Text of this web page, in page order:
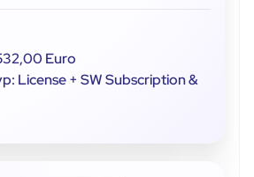
Euro
License + SW Subscription &